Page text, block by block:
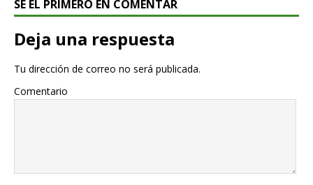
SÉ EL PRIMERO EN COMENTAR
Deja una respuesta
Tu dirección de correo no será publicada.
Comentario